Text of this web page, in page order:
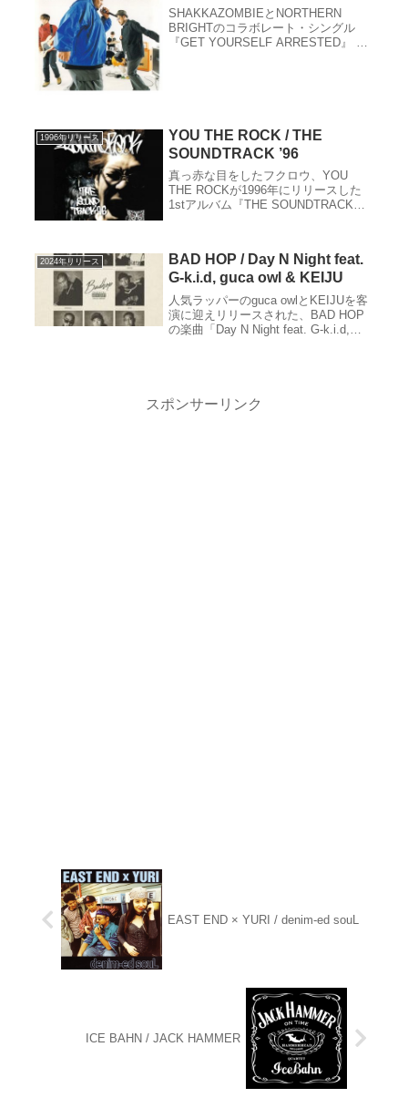
SHAKKAZOMBIEとNORTHERN
BRIGHTのコラボレート・シングル
『GET YOURSELF ARRESTED』 の
1996年リリース
YOU THE ROCK / THE
SOUNDTRACK ’96
真っ赤な目をしたフクロウ、YOU
THE ROCKが1996年にリリースした
1stアルバム『THE SOUNDTRACK
2024年リリース
BAD HOP / Day N Night feat.
G-k.i.d, guca owl & KEIJU
人気ラッパーのguca owlとKEIJUを客
演に迎えリリースされた、BAD HOP
の楽曲「Day N Night feat. G-k.i.d,
スポンサーリンク
EAST END × YURI / denim-ed souL
ICE BAHN / JACK HAMMER